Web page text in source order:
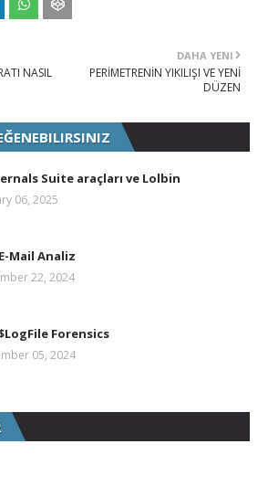
DAHA YENI
PERİMETRENİN YIKILIŞI VE YENİ
DÜZEN
NASIL
Suite araçları ve Lolbin
06, 2025
Mail Analiz
22, 2024
Forensics
05, 2024